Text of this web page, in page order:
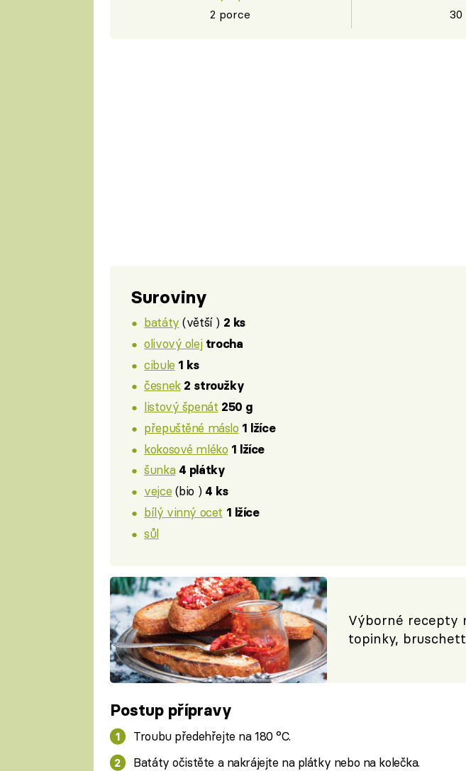
2 porce 30
Suroviny
batáty (větší ) 2 ks
olivový olej trocha
cibule 1 ks
česnek 2 stroužky
listový špenát 250 g
přepuštěné máslo 1 lžíce
kokosové mléko 1 lžíce
šunka 4 plátky
vejce (bio ) 4 ks
bílý vinný ocet 1 lžíce
sůl
Výborné recepty
topinky,
Postup přípravy
Troubu předehřejte na 180 °C.
Batáty očistěte a nakrájejte na plátky nebo na kolečka.